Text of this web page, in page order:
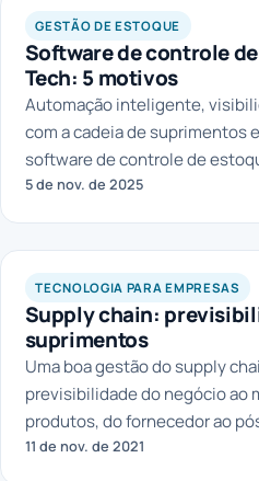
GESTÃO DE ESTOQUE
Software de controle
Tech: 5 motivos
Automação inteligente,
com a cadeia de suprimentos
software de controle de
5 de nov. de 2025
TECNOLOGIA PARA EMPRESAS
Supply chain:
suprimentos
Uma boa gestão do supply
previsibilidade do negócio ao
produtos, do fornecedor ao
11 de nov. de 2021